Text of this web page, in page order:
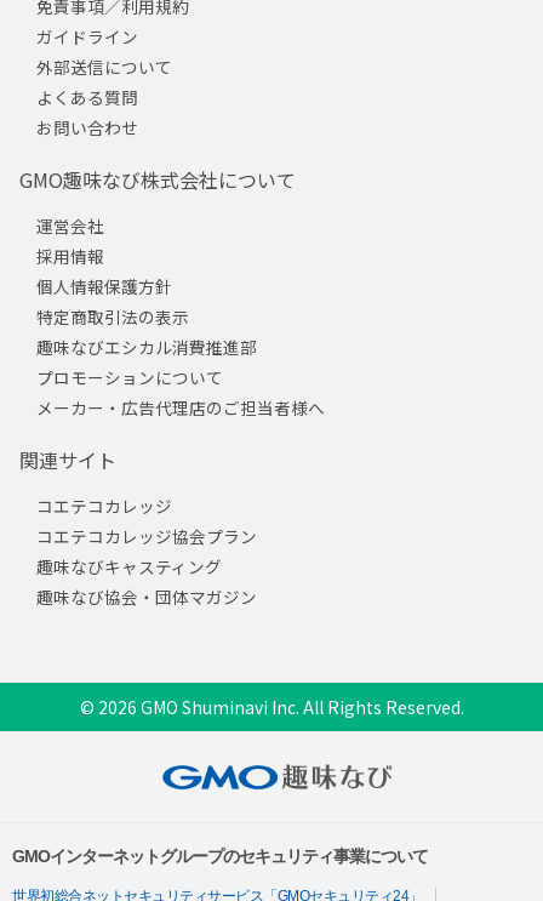
免責事項／利用規約
ガイドライン
外部送信について
よくある質問
お問い合わせ
GMO趣味なび株式会社について
運営会社
採用情報
個人情報保護方針
特定商取引法の表示
趣味なびエシカル消費推進部
プロモーションについて
メーカー・広告代理店のご担当者様へ
関連サイト
コエテコカレッジ
コエテコカレッジ協会プラン
趣味なびキャスティング
趣味なび協会・団体マガジン
© 2026 GMO Shuminavi Inc. All Rights Reserved.